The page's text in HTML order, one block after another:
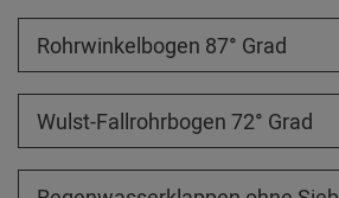
Rohrwinkelbogen 87° Grad
Wulst-Fallrohrbogen 72° Grad